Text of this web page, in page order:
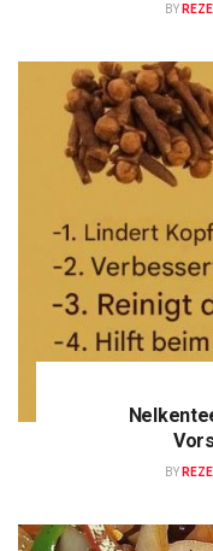
BY
BY